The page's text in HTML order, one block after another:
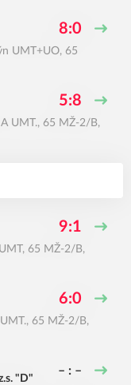
8:0
UMT+UO, 65
5:8
UMT., 65 MŽ-2/B,
9:1
, 65 MŽ-2/B,
6:0
, 65 MŽ-2/B,
SC XAVEROV HORNÍ POČERNICE, z.s. "D"
– : –